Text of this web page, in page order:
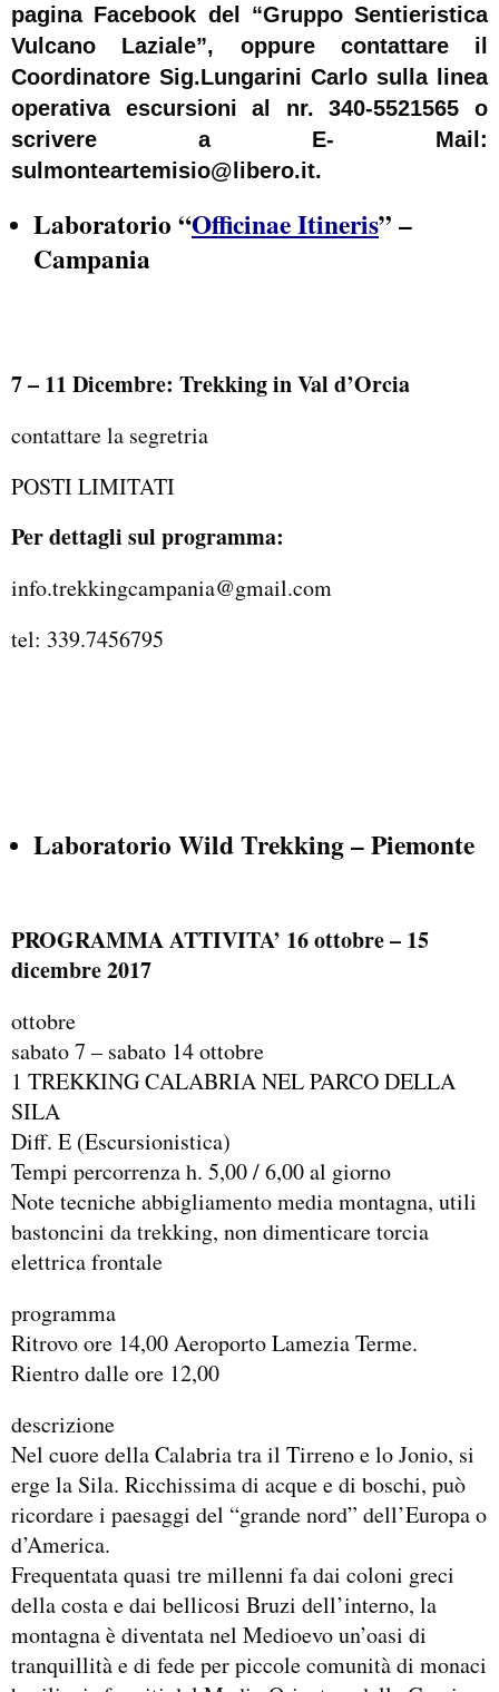
pagina Facebook del “Gruppo Sentieristica
Vulcano Laziale”, oppure contattare il
Coordinatore Sig.Lungarini Carlo sulla linea
operativa escursioni al nr. 340-5521565 o
scrivere a E- Mail:
sulmonteartemisio@libero.it.
Laboratorio “Officinae Itineris” –
Campania
7 – 11 Dicembre: Trekking in Val d’Orcia
contattare la segretria
POSTI LIMITATI
Per dettagli sul programma:
info.trekkingcampania@gmail.com
tel: 339.7456795
Laboratorio Wild Trekking– Piemonte
PROGRAMMA ATTIVITA’ 16 ottobre – 15
dicembre 2017
ottobre
sabato 7 – sabato 14 ottobre
1 TREKKING CALABRIA NEL PARCO DELLA
SILA
Diff. E (Escursionistica)
Tempi percorrenza h. 5,00 / 6,00 al giorno
Note tecniche abbigliamento media montagna, utili
bastoncini da trekking, non dimenticare torcia
elettrica frontale
programma
Ritrovo ore 14,00 Aeroporto Lamezia Terme.
Rientro dalle ore 12,00
descrizione
Nel cuore della Calabria tra il Tirreno e lo Jonio, si
erge la Sila. Ricchissima di acque e di boschi, può
ricordare i paesaggi del “grande nord” dell’Europa o
d’America.
Frequentata quasi tre millenni fa dai coloni greci
della costa e dai bellicosi Bruzi dell’interno, la
montagna è diventata nel Medioevo un’oasi di
tranquillità e di fede per piccole comunità di monaci